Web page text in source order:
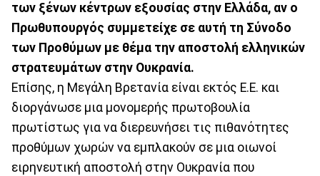
των ξένων κέντρων εξουσίας στην Ελλάδα, αν ο
Πρωθυπουργός συμμετείχε σε αυτή τη Σύνοδο
των Προθύμων με θέμα την αποστολή ελληνικών
στρατευμάτων στην Ουκρανία.
Επίσης, η Μεγάλη Βρετανία είναι εκτός Ε.Ε. και
διοργάνωσε μια μονομερής πρωτοβουλία
πρωτίστως για να διερευνήσει τις πιθανότητες
προθύμων χωρών να εμπλακούν σε μια οιωνοί
ειρηνευτική αποστολή στην Ουκρανία που